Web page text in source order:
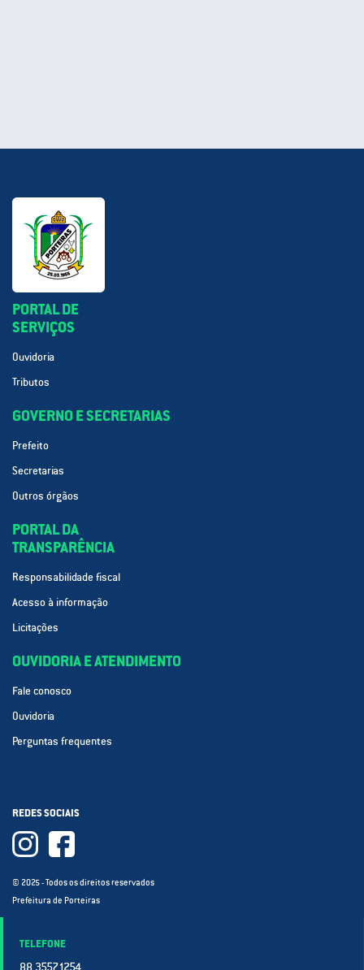
PORTAL DE
SERVIÇOS
Ouvidoria
Tributos
GOVERNO E SECRETARIAS
Prefeito
Secretarias
Outros órgãos
PORTAL DA
TRANSPARÊNCIA
Responsabilidade fiscal
Acesso à informação
Licitações
OUVIDORIA E ATENDIMENTO
Fale conosco
Ouvidoria
Perguntas frequentes
REDES SOCIAIS
© 2025 - Todos os direitos reservados
Prefeitura de Porteiras
TELEFONE
88 3557.1254